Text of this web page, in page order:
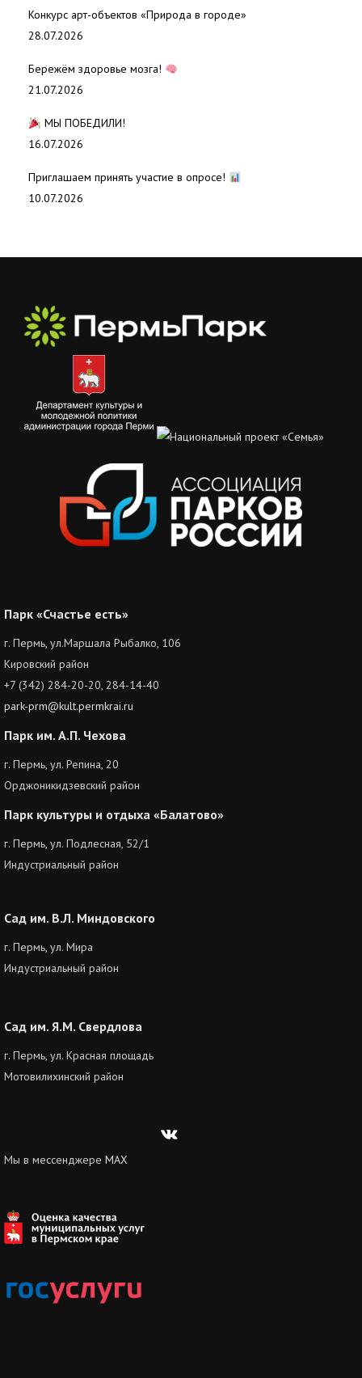
Конкурс арт-объектов «Природа в городе»
28.07.2026
Бережём здоровье мозга!
21.07.2026
МЫ ПОБЕДИЛИ!
16.07.2026
Приглашаем принять участие в опросе!
10.07.2026
Парк «Счастье есть»
г. Пермь, ул.Маршала Рыбалко, 106
Кировский район
+7 (342) 284-20-20, 284-14-40
park-prm@kult.permkrai.ru
Парк им. А.П. Чехова
г. Пермь, ул. Репина, 20
Орджоникидзевский район
Парк культуры и отдыха «Балатово»
г. Пермь, ул. Подлесная, 52/1
Индустриальный район
Сад им. В.Л. Миндовского
г. Пермь, ул. Мира
Индустриальный район
Сад им. Я.М. Свердлова
г. Пермь, ул. Красная площадь
Мотовилихинский район
Вконтакте
Мы в мессенджере MAX